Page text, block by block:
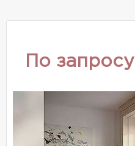
По запросу